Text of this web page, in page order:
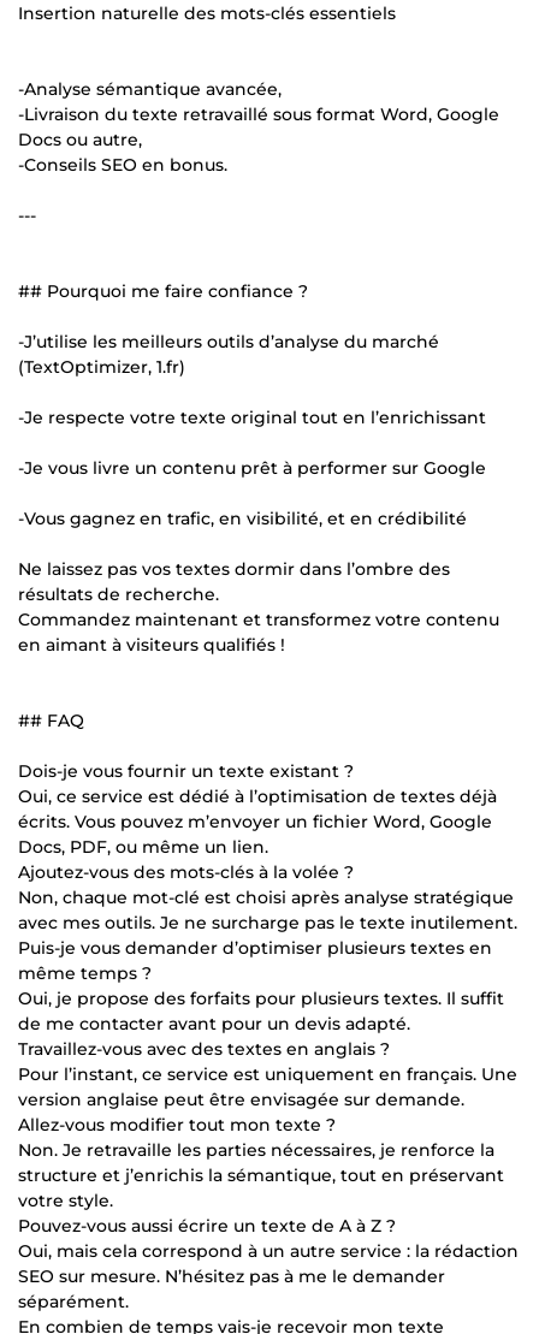
Insertion naturelle des mots-clés essentiels
-Analyse sémantique avancée,
-Livraison du texte retravaillé sous format Word, Google
Docs ou autre,
-Conseils SEO en bonus.
---
## Pourquoi me faire confiance ?
-J’utilise les meilleurs outils d’analyse du marché
(TextOptimizer, 1.fr)
-Je respecte votre texte original tout en l’enrichissant
-Je vous livre un contenu prêt à performer sur Google
-Vous gagnez en trafic, en visibilité, et en crédibilité
Ne laissez pas vos textes dormir dans l’ombre des
résultats de recherche.
Commandez maintenant et transformez votre contenu
en aimant à visiteurs qualifiés !
## FAQ
Dois-je vous fournir un texte existant ?
Oui, ce service est dédié à l’optimisation de textes déjà
écrits. Vous pouvez m’envoyer un fichier Word, Google
Docs, PDF, ou même un lien.
Ajoutez-vous des mots-clés à la volée ?
Non, chaque mot-clé est choisi après analyse stratégique
avec mes outils. Je ne surcharge pas le texte inutilement.
Puis-je vous demander d’optimiser plusieurs textes en
même temps ?
Oui, je propose des forfaits pour plusieurs textes. Il suffit
de me contacter avant pour un devis adapté.
Travaillez-vous avec des textes en anglais ?
Pour l’instant, ce service est uniquement en français. Une
version anglaise peut être envisagée sur demande.
Allez-vous modifier tout mon texte ?
Non. Je retravaille les parties nécessaires, je renforce la
structure et j’enrichis la sémantique, tout en préservant
votre style.
Pouvez-vous aussi écrire un texte de A à Z ?
Oui, mais cela correspond à un autre service : la rédaction
SEO sur mesure. N’hésitez pas à me le demander
séparément.
En combien de temps vais-je recevoir mon texte